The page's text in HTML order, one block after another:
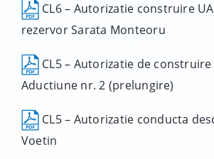
CL6 – Autorizatie construire
rezervor Sarata Monteoru
CL5 – Autorizatie de construire
Aductiune nr. 2 (prelungire)
CL5 – Autorizatie conducta
Voetin